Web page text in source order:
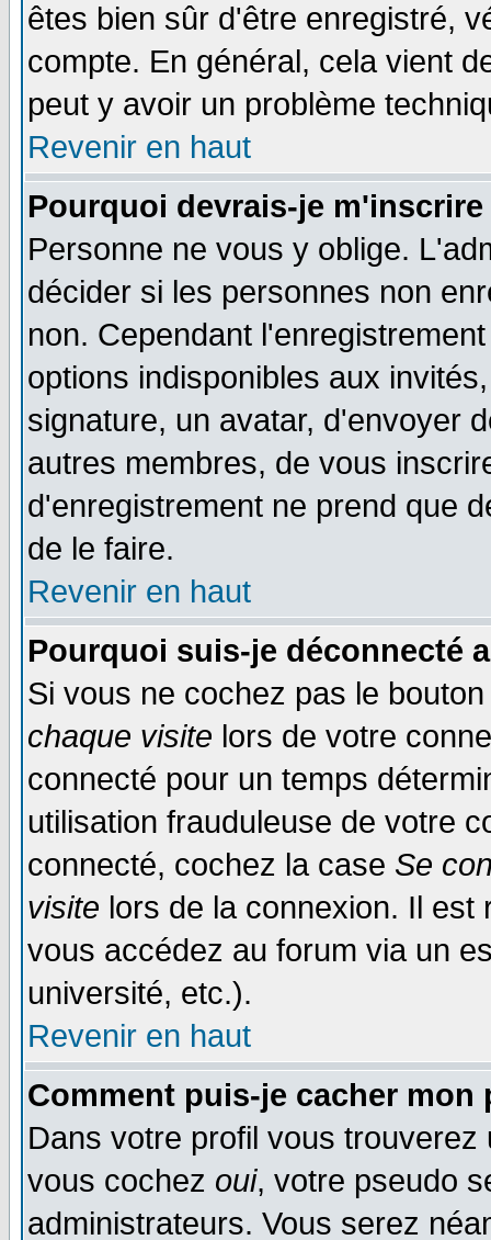
êtes bien sûr d'être enregistré,
compte. En général, cela vient
peut y avoir un problème
Revenir en haut
Pourquoi devrais-je
Personne ne vous y oblige.
décider si les personnes non
non. Cependant
options indisponibles aux
signature, un avatar, d'envoyer
autres membres, de vous
d'enregistrement ne prend que
de le faire.
Revenir en haut
Pourquoi suis-je déconnecté
Si vous ne cochez pas le
chaque visite lors de votre
connecté pour un temps
utilisation frauduleuse de votre
connecté, cochez la case Se
visite lors de la connexion. Il
vous accédez au forum via un
université, etc.).
Revenir en haut
Comment puis-je cacher
Dans votre profil vous
vous cochez oui, votre pseudo
administrateurs. Vous serez